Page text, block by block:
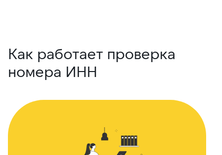
Как работает проверка
номера ИНН